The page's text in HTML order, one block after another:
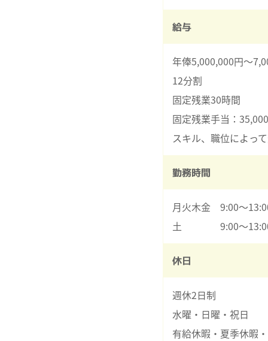
給与
年俸5,000,000円～
12分割
固定残業30時間
固定残業手当：
スキル、職位によっ
勤務時間
月火木金 9:00～
土 9:00～13:00(
休日
週休2日制
水曜・日曜・祝日
有給休暇・夏季休暇